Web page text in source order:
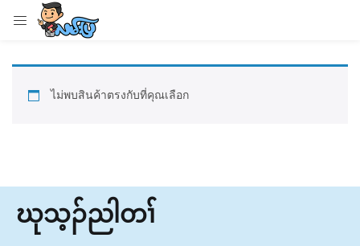
ไม่พบสินค้าตรงกับที่คุณเลือก
ဃုသ့ၣ်ညါတၢ်
LOGIN
Remember me